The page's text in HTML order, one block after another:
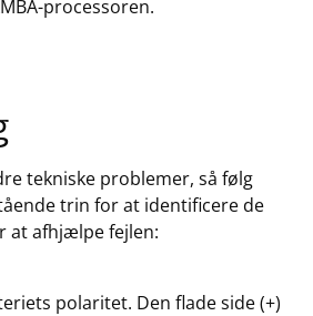
processoren.
tekniske problemer, så følg
trin for at identificere de
at afhjælpe fejlen:
polaritet. Den flade side (+)